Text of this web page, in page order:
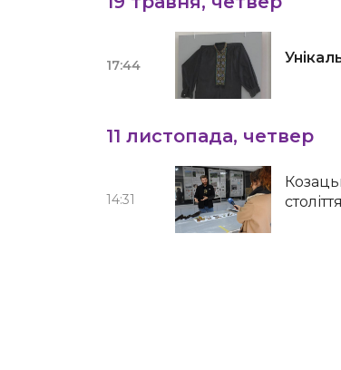
17:44
11 листопада, четвер
14:31